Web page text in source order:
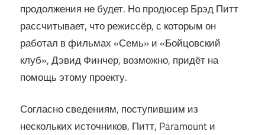
продолжения не будет. Но продюсер Брэд Питт
рассчитывает, что режиссёр, с которым он
работал в фильмах «Семь» и «Бойцовский
клуб», Дэвид Финчер, возможно, придёт на
помощь этому проекту.
Согласно сведениям, поступившим из
нескольких источников, Питт, Paramount и